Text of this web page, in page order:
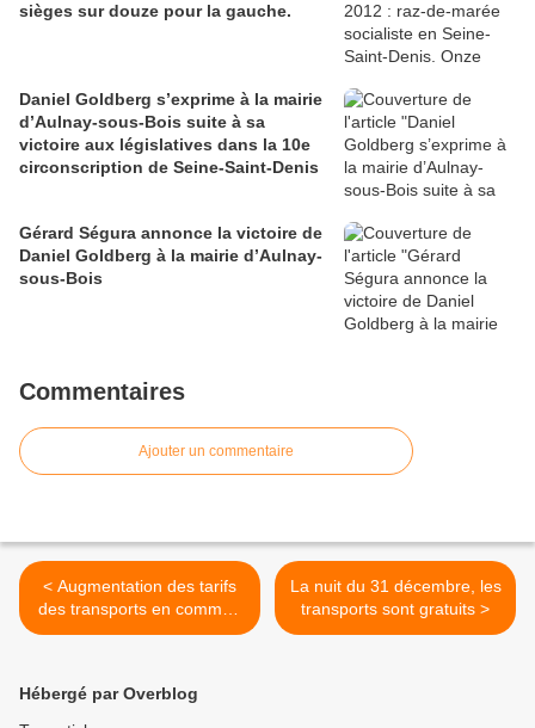
sièges sur douze pour la gauche.
Daniel Goldberg s’exprime à la mairie
d’Aulnay-sous-Bois suite à sa
victoire aux législatives dans la 10e
circonscription de Seine-Saint-Denis
Gérard Ségura annonce la victoire de
Daniel Goldberg à la mairie d’Aulnay-
sous-Bois
Commentaires
Ajouter un commentaire
< Augmentation des tarifs
des transports en commun
d'Ile-de-France au 1er
La nuit du 31 décembre, les
transports sont gratuits >
Hébergé par Overblog